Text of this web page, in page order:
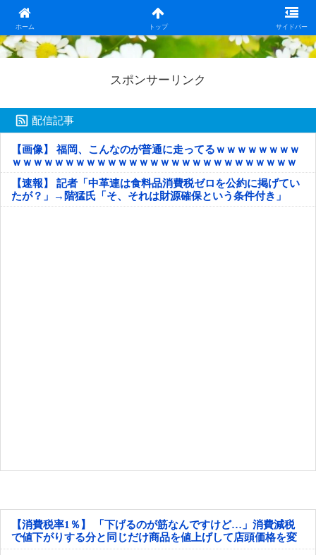
ホーム トップ サイドバー
日本第一！ニュース録
スポンサーリンク
配信記事
【画像】 福岡、こんなのが普通に走ってるｗｗｗｗｗｗｗｗ
ｗｗｗｗｗｗｗｗｗｗｗｗｗｗｗｗｗｗｗｗｗｗｗｗｗｗｗ
ｗｗｗｗｗ
【速報】 記者「中革連は食料品消費税ゼロを公約に掲げてい
たが？」→階猛氏「そ、それは財源確保という条件付き」
【消費税率1％】 「下げるのが筋なんですけど…」消費減税
で値下がりする分と同じだけ商品を値上げして店頭価格を変
えない店も